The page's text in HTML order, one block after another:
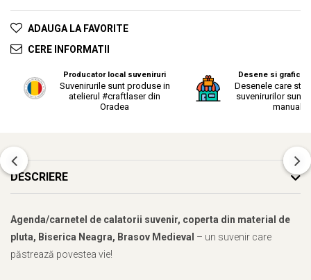
ADAUGA LA FAVORITE
CERE INFORMATII
Producator local suveniruri
Suvenirurile sunt produse in
atelierul #craftlaser din
Oradea
Desene si grafica
Desenele care
suvenirurilor sunt
manual.
DESCRIERE
Agenda/carnetel de calatorii suvenir, coperta din material de
pluta, Biserica Neagra, Brasov Medieval – un suvenir care
păstrează povestea vie!